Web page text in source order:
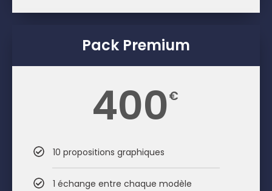
Pack Premium
400€
10 propositions graphiques
1 échange entre chaque modèle